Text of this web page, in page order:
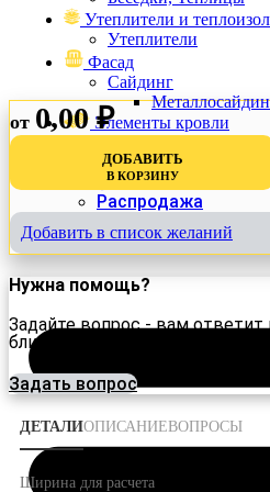
ВойтиУтеплители и
Утеплители
Фасад
Сайдинг
Элементы кровли
% Акции
Распродажа
от 0,00₽
ДОБАВИТЬ
В КОРЗИНУ
Добавить в список желаний
Нужна помощь?
Задайте вопрос - вам
ближайшее время!
Задать вопрос
ДЕТАЛИОПИСАНИЕВОПРОСЫ
Ширина для расчета